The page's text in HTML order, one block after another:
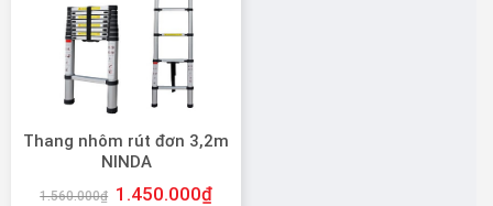
Thang nhôm rút đơn 3,2m
NINDA
1.560.000₫ 1.450.000₫